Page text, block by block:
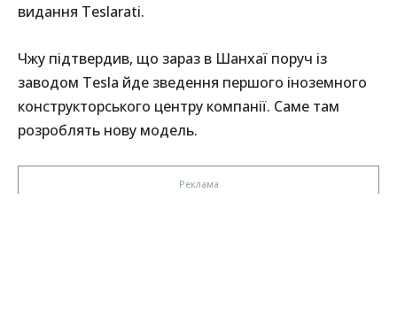
видання Teslarati.
Чжу підтвердив, що зараз в Шанхаї поруч із
заводом Tesla йде зведення першого іноземного
конструкторського центру компанії. Саме там
розроблять нову модель.